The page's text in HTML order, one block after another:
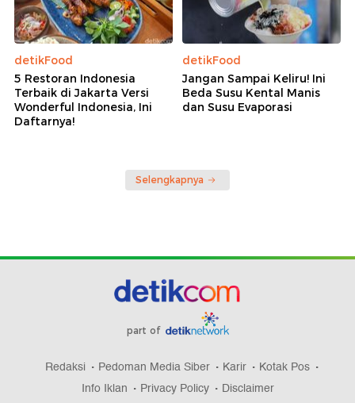
detikFood
5 Restoran Indonesia
Terbaik di Jakarta Versi
Wonderful Indonesia, Ini
Daftarnya!
detikFood
Jangan Sampai Keliru! Ini
Beda Susu Kental Manis
dan Susu Evaporasi
Selengkapnya
part of
Redaksi Pedoman Media Siber Karir
Kotak Pos
Info Iklan
Privacy Policy Disclaimer